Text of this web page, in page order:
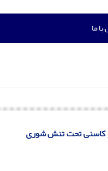
ما
و کاسنی تحت تنش شوری